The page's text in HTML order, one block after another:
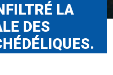
LA
DES